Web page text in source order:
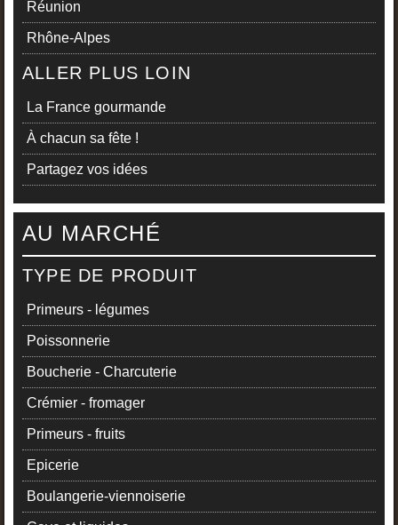
Réunion
Rhône-Alpes
ALLER PLUS LOIN
La France gourmande
À chacun sa fête !
Partagez vos idées
AU MARCHÉ
TYPE DE PRODUIT
Primeurs - légumes
Poissonnerie
Boucherie - Charcuterie
Crémier - fromager
Primeurs - fruits
Epicerie
Boulangerie-viennoiserie